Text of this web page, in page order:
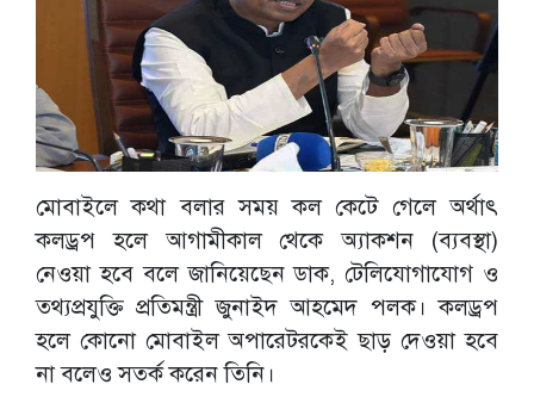
মোবাইলে কথা বলার সময় কল কেটে গেলে অর্থাৎ
কলড্রপ হলে আগামীকাল থেকে অ্যাকশন (ব্যবস্থা)
নেওয়া হবে বলে জানিয়েছেন ডাক, টেলিযোগাযোগ ও
তথ্যপ্রযুক্তি প্রতিমন্ত্রী জুনাইদ আহমেদ পলক। কলড্রপ
হলে কোনো মোবাইল অপারেটরকেই ছাড় দেওয়া হবে
না বলেও সতর্ক করেন তিনি।